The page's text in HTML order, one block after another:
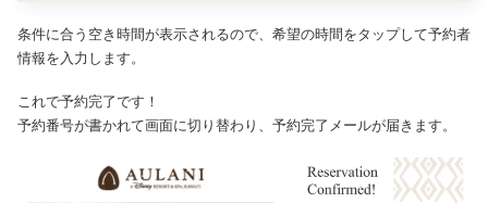
条件に合う空き時間が表示されるので、希望の時間をタップして予約者
情報を入力します。
これで予約完了です！
予約番号が書かれて画面に切り替わり、予約完了メールが届きます。